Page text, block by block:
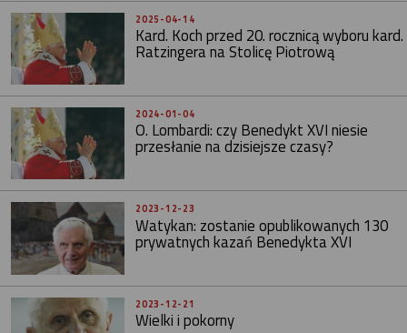
2025-04-14
Kard. Koch przed 20. rocznicą wyboru kard.
Ratzingera na Stolicę Piotrową
2024-01-04
O. Lombardi: czy Benedykt XVI niesie
przesłanie na dzisiejsze czasy?
2023-12-23
Watykan: zostanie opublikowanych 130
prywatnych kazań Benedykta XVI
2023-12-21
Wielki i pokorny